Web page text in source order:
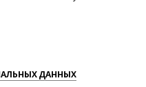
ДАННЫХ